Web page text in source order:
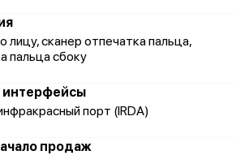
лицу, сканер отпечатка пальца,
пальца сбоку
порт (IRDA)
продаж